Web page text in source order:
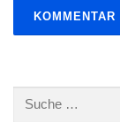
Suche